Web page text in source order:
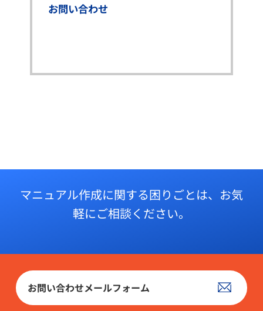
お問い合わせ
マニュアル作成に関する困りごとは、 お気
軽にご相談ください。
お問い合わせメールフォーム